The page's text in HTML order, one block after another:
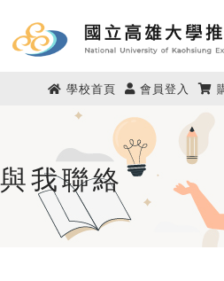
學校首頁 會員登入
與我聯絡